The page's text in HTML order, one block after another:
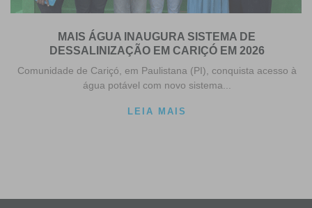
MAIS ÁGUA INAUGURA SISTEMA DE
DESSALINIZAÇÃO EM CARIÇÓ EM 2026
Comunidade de Cariçó, em Paulistana (PI), conquista acesso à
água potável com novo sistema...
LEIA MAIS